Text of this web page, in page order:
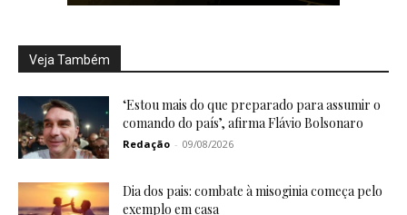
Veja Também
‘Estou mais do que preparado para assumir o
comando do país’, afirma Flávio Bolsonaro
Redação - 09/08/2026
Dia dos pais: combate à misoginia começa pelo
exemplo em casa